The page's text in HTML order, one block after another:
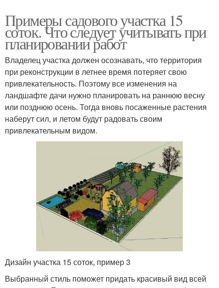
Примеры садового участка 15
соток. Что следует учитывать при
планировании работ
Владелец участка должен осознавать, что территория
при реконструкции в летнее время потеряет свою
привлекательность. Поэтому все изменения на
ландшафте дачи нужно планировать на раннюю весну
или позднюю осень. Тогда вновь посаженные растения
наберут сил, и летом будут радовать своим
привлекательным видом.
Дизайн участка 15 соток, пример 3
Выбранный стиль поможет придать красивый вид всей